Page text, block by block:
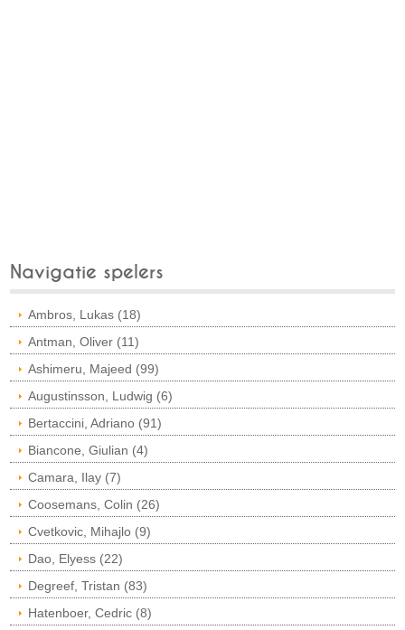
Navigatie spelers
Ambros, Lukas (18)
Antman, Oliver (11)
Ashimeru, Majeed (99)
Augustinsson, Ludwig (6)
Bertaccini, Adriano (91)
Biancone, Giulian (4)
Camara, Ilay (7)
Coosemans, Colin (26)
Cvetkovic, Mihajlo (9)
Dao, Elyess (22)
Degreef, Tristan (83)
Hatenboer, Cedric (8)